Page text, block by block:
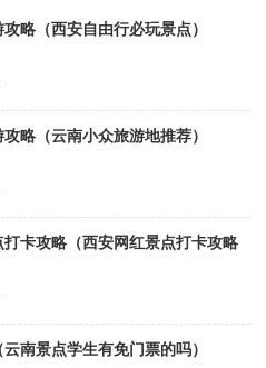
略（西安自由行必玩景点）
略（云南小众旅游地推荐）
卡攻略（西安网红景点打卡攻略
南景点学生有免门票的吗）